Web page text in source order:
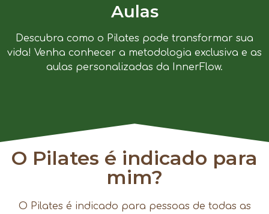
Aulas
Descubra como o Pilates pode transformar sua
vida! Venha conhecer a metodologia exclusiva e as
aulas personalizadas da InnerFlow.
O Pilates é indicado para
mim?
O Pilates é indicado para pessoas de todas as